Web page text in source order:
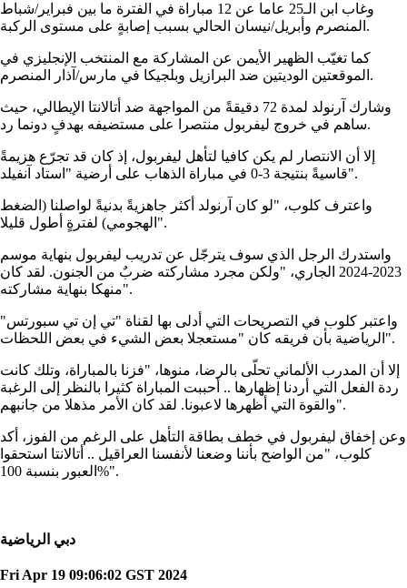
وغاب ابن الـ25 عاما عن 12 مباراة في الفترة ما بين فبراير/شباط
المنصرم وأبريل/نيسان الحالي بسبب إصابةٍ على مستوى الركبة.
كما تغيّب الظهير الأيمن عن المشاركة مع المنتخب الإنجليزي في
الموقعتين الوديتين ضد البرازيل وبلجيكا في مارس/آذار المنصرم.
وشارك آرنولد لمدة 72 دقيقةً من المواجهة ضد أتالانتا الإيطالي، حيث
ساهم في خروج ليفربول منتصرا على مستضيفه بهدفٍ دونما رد.
إلا أن الانتصار لم يكن كافيا لتأهل ليفربول، إذ كان قد تجرّع هزيمةً
قاسيةً بنتيجة 3-0 في مباراة الذهاب على أرضية "استاد آنفيلد".
واعترف كلوب، "لو كان آرنولد أكثر جاهزيةً بدنيةً لواصلنا (الضغط
الهجومي) لفترةٍ أطول قليلا".
واستدرك الرجل الذي سوف يترجّل عن تدريب ليفربول بنهاية موسم
2023-2024 الجاري، "ولكن مجرد مشاركته ضربٌ من الجنون. لقد كان
منهكا بنهاية مشاركته".
واعتبر كلوب في التصريحات التي أدلى بها لقناة "تي إن تي سبورتس"
الرياضية بأن فريقه كان "مستعجلا بعض الشيء في بعض اللحظات".
إلا أن المدرب الألماني تحلّى بالرضا، منوها، "فزنا بالمباراة، وتلك كانت
ردة الفعل التي أردنا إظهارها .. أحببت المباراة كثيرا بالنظر إلى الرغبة
والقوة التي أظهرها لاعبونا. لقد كان الأمر مذهلا من جانبهم".
وعن إخفاق ليفربول في خطف بطاقة التأهل على الرغم من الفوز، أكد
كلوب، "من الواضح بأننا وضعنا لأنفسنا العراقيل .. أتالانتا استحقوا
العبور بنسبة 100%".
دبي الرياضية
Fri Apr 19 09:06:02 GST 2024